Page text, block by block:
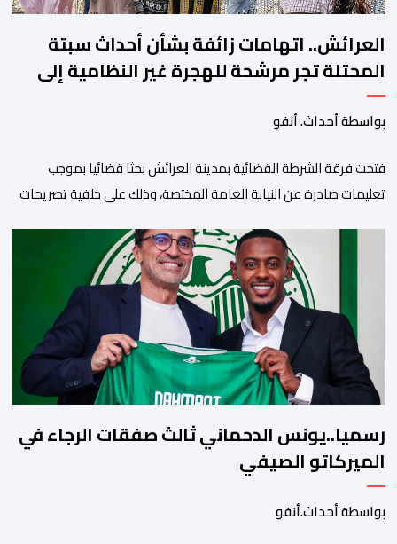
العرائش.. اتهامات زائفة بشأن أحداث سبتة
المحتلة تجر مرشحة للهجرة غير النظامية إلى
القضاء
بواسطة أحداث. أنفو
فتحت فرقة الشرطة القضائية بمدينة العرائش بحثا قضائيا بموجب
تعليمات صادرة عن النيابة العامة المختصة، وذلك على خلفية تصريحات
وأعادت تداولها حسابات على شبكات التواصل الاجتماعي. وكانت
السيدة المذكورة قد صرحت بمعطيات مضللة، واتهامات كيدية، تدعي
فيها بأن جهات رسمية هي من فتحت الحدود في […]
رسميا..يونس الدحماني ثالث صفقات الرجاء في
الميركاتو الصيفي
بواسطة أحداث.أنفو